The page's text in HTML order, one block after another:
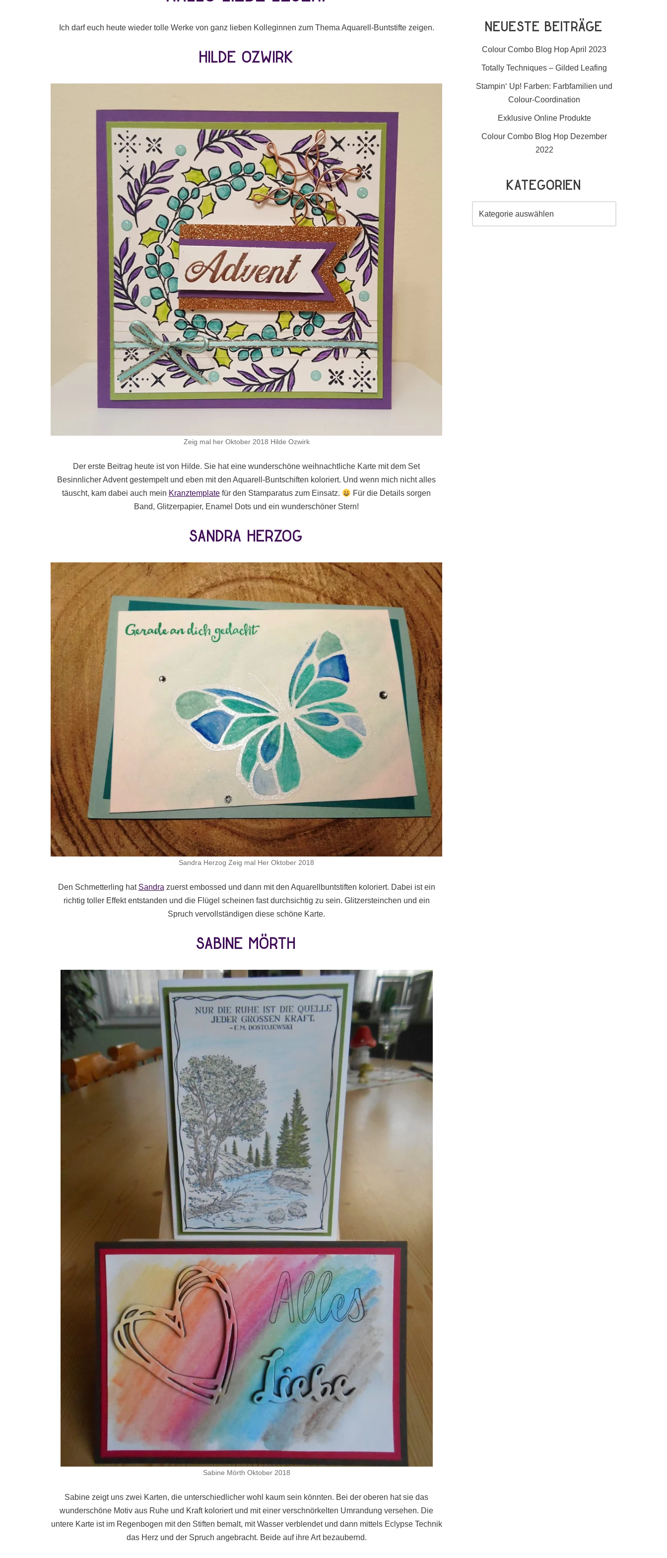
Ich darf euch heute wieder tolle Werke von ganz lieben Kolleginnen zum Thema Aquarell-Buntstifte zeigen.
Hilde Ozwirk
Zeig mal her Oktober 2018 Hilde Ozwirk
Der erste Beitrag heute ist von Hilde. Sie hat eine wunderschöne weihnachtliche Karte mit dem Set
Besinnlicher Advent gestempelt und eben mit den Aquarell-Buntschiften koloriert. Und wenn mich nicht alles
täuscht, kam dabei auch mein Kranztemplatefür den Stamparatus zum Einsatz.
Für die Details sorgen
Band, Glitzerpapier, Enamel Dots und ein wunderschöner Stern!
Sandra Herzog
Sandra Herzog Zeig mal Her Oktober 2018
Den Schmetterling hat Sandra zuerst embossed und dann mit den Aquarellbuntstiften koloriert. Dabei ist ein
richtig toller Effekt entstanden und die Flügel scheinen fast durchsichtig zu sein. Glitzersteinchen und ein
Spruch vervollständigen diese schöne Karte.
Sabine Mörth
Sabine Mörth Oktober 2018
Sabine zeigt uns zwei Karten, die unterschiedlicher wohl kaum sein könnten. Bei der oberen hat sie das
wunderschöne Motiv aus Ruhe und Kraft koloriert und mit einer verschnörkelten Umrandung versehen. Die
untere Karte ist im Regenbogen mit den Stiften bemalt, mit Wasser verblendet und dann mittels Eclypse Technik
das Herz und der Spruch angebracht. Beide auf ihre Art bezaubernd.
Neueste Beiträge
Colour Combo Blog Hop April 2023
Totally Techniques – Gilded Leafing
Stampin‘ Up! Farben: Farbfamilien und
Colour-Coordination
Exklusive Online Produkte
Colour Combo Blog Hop Dezember
2022
Kategorien